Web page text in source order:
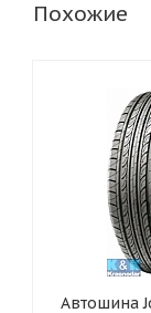
Похожие
Автошина